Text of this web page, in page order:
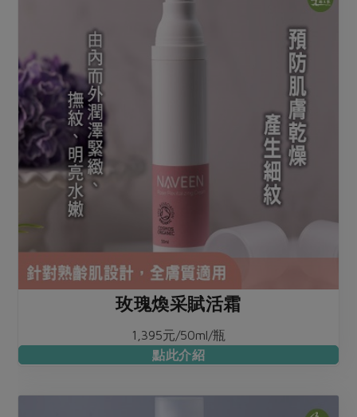
玫瑰煥采賦活霜
1,395元/50ml/瓶
點此介紹